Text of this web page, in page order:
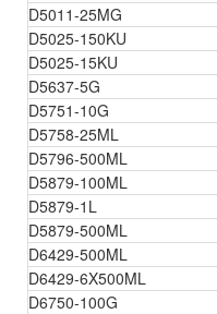
D5011-25MG
D5025-150KU
D5025-15KU
D5637-5G
D5751-10G
D5758-25ML
D5796-500ML
D5879-100ML
D5879-1L
D5879-500ML
D6429-500ML
D6429-6X500ML
D6750-100G